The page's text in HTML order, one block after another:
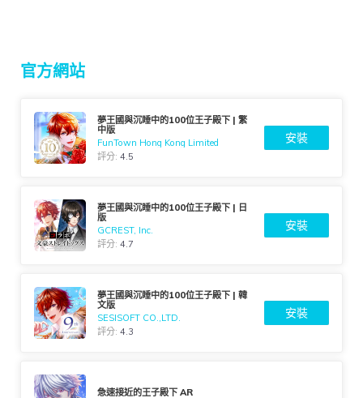
官方網站
夢王國與沉睡中的100位王子殿下 | 繁
中版
FunTown Hong Kong Limited
評分:4.5
安裝
夢王國與沉睡中的100位王子殿下 | 日
版
GCREST, Inc.
評分:4.7
安裝
夢王國與沉睡中的100位王子殿下 | 韓
文版
SESISOFT CO.,LTD.
評分:4.3
安裝
急速接近的王子殿下 AR